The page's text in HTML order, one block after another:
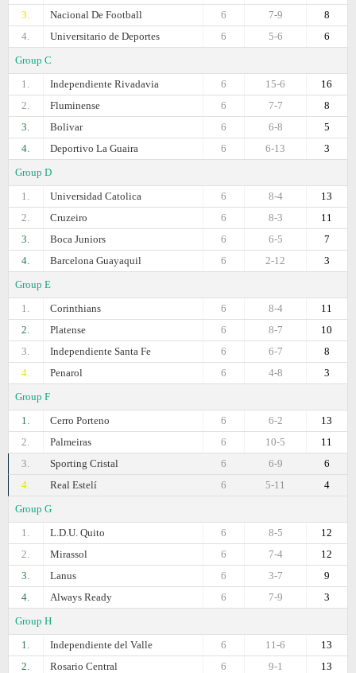
3. Nacional De Football 8
7-9
6
4.
Universitario de Deportes 6
5-6
6
Group C
1.
Independiente Rivadavia 16
15-6
6
2.
Fluminense 8
7-7
6
3.
Bolivar 5
6-8
6
4.
Deportivo La Guaira 3
6-13
6
Group D
1.
Universidad Catolica 13
8-4
6
2.
Cruzeiro 11
8-3
6
3.
Boca Juniors 7
6-5
6
4.
Barcelona Guayaquil 3
2-12
6
Group E
1.
Corinthians 11
8-4
6
2.
Platense 10
8-7
6
3.
Independiente Santa Fe 8
6-7
6
4.
Penarol 3
4-8
6
Group F
1.
Cerro Porteno 13
6-2
6
2.
Palmeiras 11
10-5
6
3.
Sporting Cristal 6
6-9
6
4.
Real Estelí 4
5-11
6
Group G
1.
L.D.U. Quito 12
8-5
6
2.
Mirassol 12
7-4
6
3.
Lanus 9
3-7
6
4.
Always Ready 3
7-9
6
Group H
1.
Independiente del Valle 13
11-6
6
2.
Rosario Central 13
9-1
6